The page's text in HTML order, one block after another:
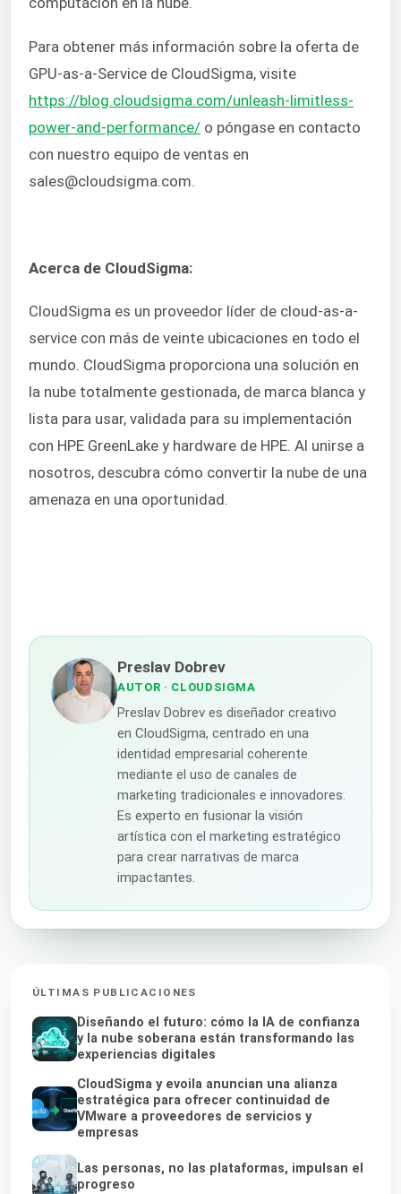
Para obtener más información sobre la oferta de
GPU-as-a-Service de CloudSigma, visite
https://blog.cloudsigma.com/unleash-limitless-
power-and-performance/ o póngase en contacto
con nuestro equipo de ventas en
sales@cloudsigma.com.
Acerca de CloudSigma:
CloudSigma es un proveedor líder de cloud-as-a-
service con más de veinte ubicaciones en todo el
mundo. CloudSigma proporciona una solución en
la nube totalmente gestionada, de marca blanca y
lista para usar, validada para su implementación
con HPE GreenLake y hardware de HPE. Al unirse a
nosotros, descubra cómo convertir la nube de una
amenaza en una oportunidad.
Preslav Dobrev
AUTOR · CLOUDSIGMA
Preslav Dobrev es diseñador creativo
en CloudSigma, centrado en una
identidad empresarial coherente
mediante el uso de canales de
marketing tradicionales e innovadores.
Es experto en fusionar la visión
artística con el marketing estratégico
para crear narrativas de marca
impactantes.
ÚLTIMAS PUBLICACIONES
Diseñando el futuro: cómo la IA de confianza
y la nube soberana están transformando las
experiencias digitales
CloudSigma y evoila anuncian una alianza
estratégica para ofrecer continuidad de
VMware a proveedores de servicios y
empresas
Las personas, no las plataformas, impulsan el
progreso